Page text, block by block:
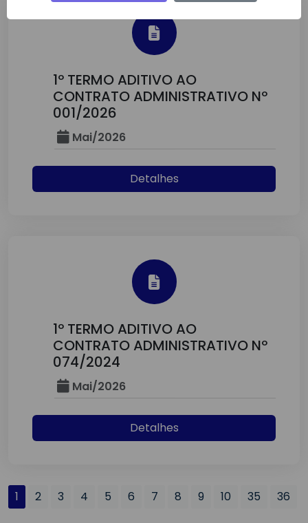
1º TERMO ADITIVO AO
CONTRATO ADMINISTRATIVO Nº
001/2026
Mai/2026
Detalhes
1º TERMO ADITIVO AO
CONTRATO ADMINISTRATIVO Nº
074/2024
Mai/2026
Detalhes
1 2 3 4 5 6 7 8 9 10 35 36